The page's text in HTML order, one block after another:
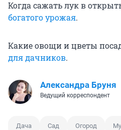
Когда сажать лук в
богатого урожая.
Какие овощи и цветы
для дачников.
Александра Бруня
Ведущий корреспондент
Дача Сад Огород